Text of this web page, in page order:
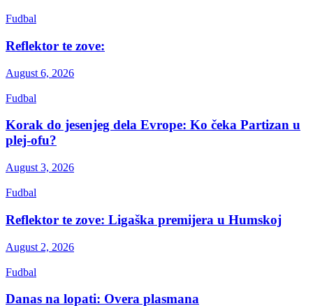
Fudbal
Reflektor te zove:
August 6, 2026
Fudbal
Korak do jesenjeg dela Evrope: Ko čeka Partizan u
plej-ofu?
August 3, 2026
Fudbal
Reflektor te zove: Ligaška premijera u Humskoj
August 2, 2026
Fudbal
Danas na lopati: Overa plasmana